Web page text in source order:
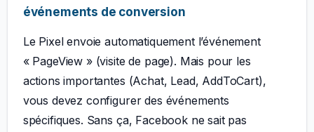
événements de conversion
Le Pixel envoie automatiquement l’événement
« PageView » (visite de page). Mais pour les
actions importantes (Achat, Lead, AddToCart),
vous devez configurer des événements
spécifiques. Sans ça, Facebook ne sait pas